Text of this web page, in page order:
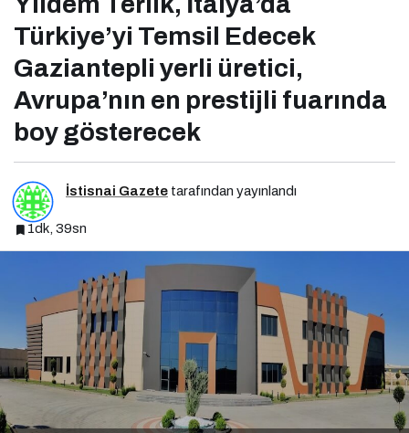
gösterecek
Türkiye’yi Temsil Edecek
Gaziantepli yerli üretici,
Avrupa’nın en prestijli fuarında
boy gösterecek
İstisnai Gazete tarafından yayınlandı
1dk, 39sn